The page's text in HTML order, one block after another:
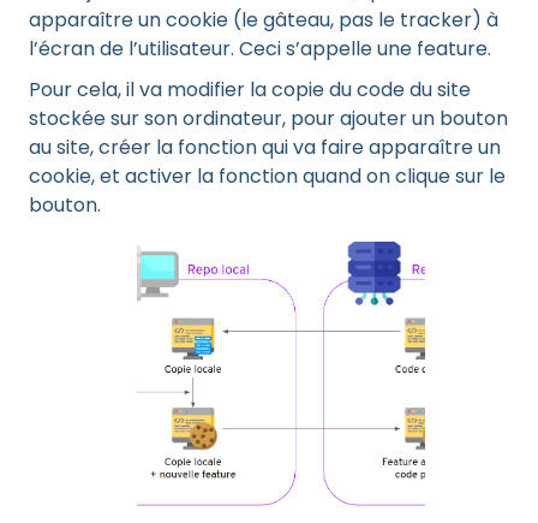
apparaître un cookie (le gâteau, pas le tracker) à
l’écran de l’utilisateur. Ceci s’appelle une feature.
Pour cela, il va modifier la copie du code du site
stockée sur son ordinateur, pour ajouter un bouton
au site, créer la fonction qui va faire apparaître un
cookie, et activer la fonction quand on clique sur le
bouton.